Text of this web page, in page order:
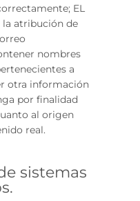
EL
la atribución de
nombres
a
otra información
por finalidad
al origen
real.
sistemas